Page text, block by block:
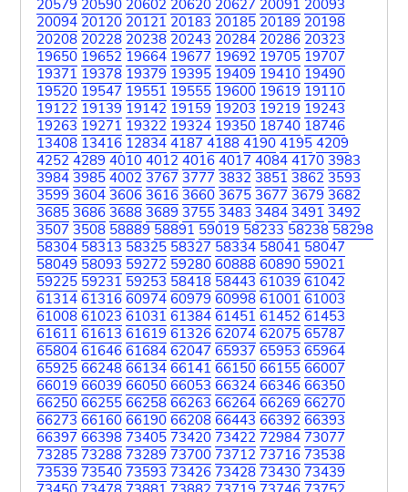
20579 20590 20602 20620 20627 20091 20093
20094 20120 20121 20183 20185 20189 20198
20208 20228 20238 20243 20284 20286 20323
19650 19652 19664 19677 19692 19705 19707
19371 19378 19379 19395 19409 19410 19490
19520 19547 19551 19555 19600 19619 19110
19122 19139 19142 19159 19203 19219 19243
19263 19271 19322 19324 19350 18740 18746
13408 13416 12834 4187 4188 4190 4195 4209
4252 4289 4010 4012 4016 4017 4084 4170 3983
3984 3985 4002 3767 3777 3832 3851 3862 3593
3599 3604 3606 3616 3660 3675 3677 3679 3682
3685 3686 3688 3689 3755 3483 3484 3491 3492
3507 3508 58889 58891 59019 58233 58238 58298
58304 58313 58325 58327 58334 58041 58047
58049 58093 59272 59280 60888 60890 59021
59225 59231 59253 58418 58443 61039 61042
61314 61316 60974 60979 60998 61001 61003
61008 61023 61031 61384 61451 61452 61453
61611 61613 61619 61326 62074 62075 65787
65804 61646 61684 62047 65937 65953 65964
65925 66248 66134 66141 66150 66155 66007
66019 66039 66050 66053 66324 66346 66350
66250 66255 66258 66263 66264 66269 66270
66273 66160 66190 66208 66443 66392 66393
66397 66398 73405 73420 73422 72984 73077
73285 73288 73289 73700 73712 73716 73538
73539 73540 73593 73426 73428 73430 73439